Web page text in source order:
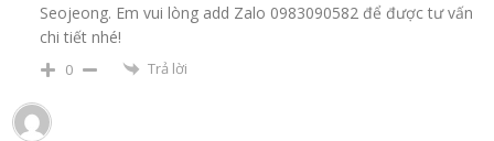
Seojeong. Em vui lòng add Zalo 0983090582 để được tư vấn
chi tiết nhé!
0 Trả lời